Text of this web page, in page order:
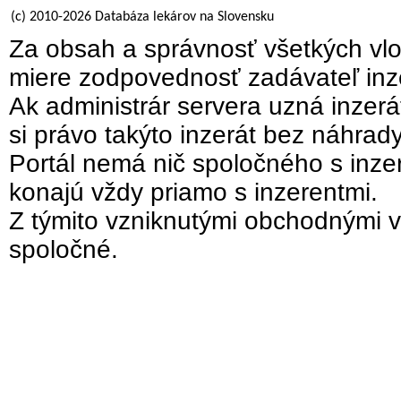
(c) 2010-2026 Databáza lekárov na Slovensku
Za obsah a správnosť všetkých
miere zodpovednosť zadávateľ
Ak administrár servera uzná
si právo takýto inzerát bez
Portál nemá nič spoločného s
konajú vždy priamo s inzerentmi.
Z týmito vzniknutými obchodnými
spoločné.